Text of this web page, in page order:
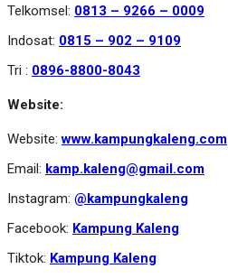
Telkomsel: 0813 – 9266 – 0009
Indosat: 0815 – 902 – 9109
Tri : 0896-8800-8043
Website:
Website:www.kampungkaleng.com
Email: kamp.kaleng@gmail.com
Instagram: @kampungkaleng
Facebook: Kampung Kaleng
Tiktok: Kampung Kaleng